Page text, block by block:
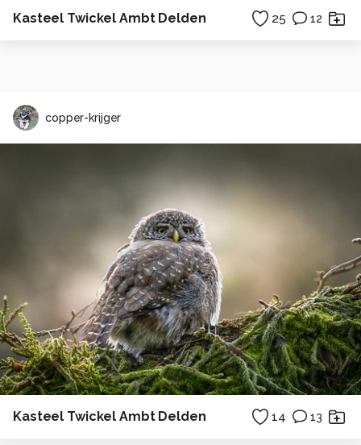
Kasteel Twickel Ambt Delden 25 12
copper-krijger
Kasteel Twickel Ambt Delden 14 13